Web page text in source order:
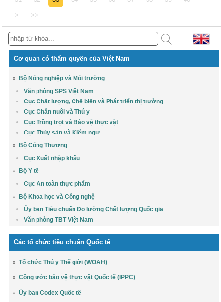
> >>
Cơ quan có thẩm quyền của Việt Nam
Bộ Nông nghiệp và Môi trường
Văn phòng SPS Việt Nam
Cục Chất lượng, Chế biến và Phát triển thị trường
Cục Chăn nuôi và Thú y
Cục Trồng trọt và Bảo vệ thực vật
Cục Thủy sản và Kiểm ngư
Bộ Công Thương
Cục Xuất nhập khẩu
Bộ Y tế
Cục An toàn thực phẩm
Bộ Khoa học và Công nghệ
Ủy ban Tiêu chuẩn Đo lường Chất lượng Quốc gia
Văn phòng TBT Việt Nam
Các tổ chức tiêu chuẩn Quốc tế
Tổ chức Thú y Thế giới (WOAH)
Công ước bảo vệ thực vật Quốc tế (IPPC)
Ủy ban Codex Quốc tế